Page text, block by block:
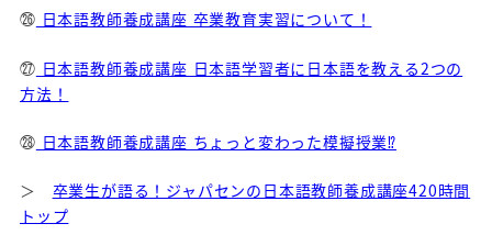
㉖ 日本語教師養成講座 卒業教育実習について！
㉗ 日本語教師養成講座 日本語学習者に日本語を教える2つの
方法！
㉘ 日本語教師養成講座 ちょっと変わった模擬授業⁉
＞ 卒業生が語る！ジャパセンの日本語教師養成講座420時間
トップ